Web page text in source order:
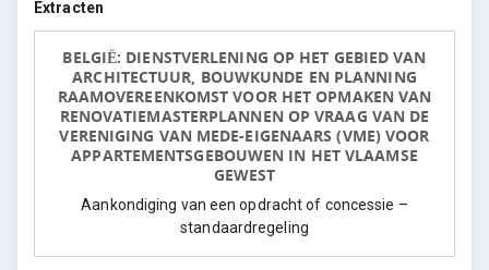
Extracten
BELGIË: DIENSTVERLENING OP HET GEBIED VAN
ARCHITECTUUR, BOUWKUNDE EN PLANNING
RAAMOVEREENKOMST VOOR HET OPMAKEN VAN
RENOVATIEMASTERPLANNEN OP VRAAG VAN DE
VERENIGING VAN MEDE-EIGENAARS (VME) VOOR
APPARTEMENTSGEBOUWEN IN HET VLAAMSE
GEWEST
Aankondiging van een opdracht of concessie –
standaardregeling